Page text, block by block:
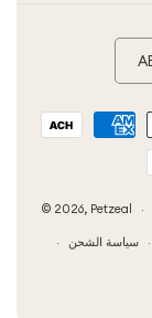
وسيلة
دفع
© 2026, Petzeal
سياسة الشحن